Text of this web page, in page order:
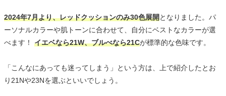
2024年7月より、レッドクッションのみ30色展開となりました。パ
ーソナルカラーや肌トーンに合わせて、自分にベストなカラーが選
べます！ イエベなら21W、ブルべなら21Cが標準的な色味です。
「こんなにあっても迷ってしまう」という方は、上で紹介したとお
り21Nや23Nを選ぶといいでしょう。